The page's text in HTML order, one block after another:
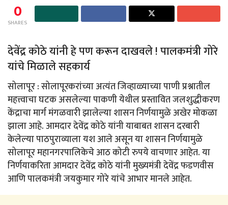
0
SHARES
देवेंद्र कोठे यांनी हे पण करून दाखवले ! पालकमंत्री गोरे
यांचे मिळाले सहकार्य
सोलापूर : सोलापूरकरांच्या अत्यंत जिव्हाळ्याच्या पाणी प्रश्नातील
महत्त्वाचा घटक असलेल्या पाकणी येथील प्रस्तावित जलशुद्धीकरण
केंद्राचा मार्ग मंगळवारी झालेल्या शासन निर्णयामुळे अखेर मोकळा
झाला आहे. आमदार देवेंद्र कोठे यांनी याबाबत शासन दरबारी
केलेल्या पाठपुराव्याला यश आले असून या शासन निर्णयामुळे
सोलापूर महानगरपालिकेचे आठ कोटी रुपये वाचणार आहेत. या
निर्णयाकरिता आमदार देवेंद्र कोठे यांनी मुख्यमंत्री देवेंद्र फडणवीस
आणि पालकमंत्री जयकुमार गोरे यांचे आभार मानले आहेत.